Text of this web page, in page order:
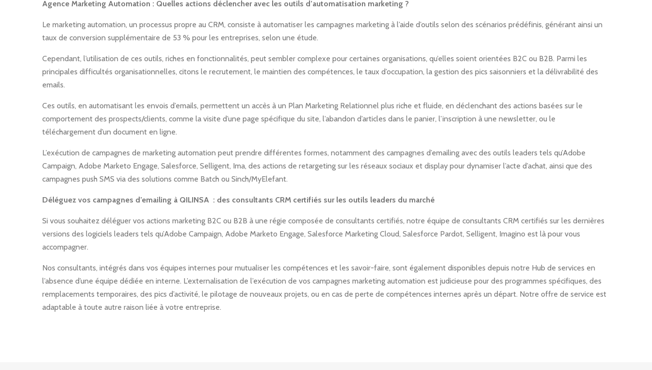
Agence Marketing Automation : Quelles actions déclencher avec les outils d’automatisation marketing ?
Le marketing automation, un processus propre au CRM, consiste à automatiser les campagnes marketing à l’aide d’outils selon des scénarios prédéfinis, générant ainsi un
taux de conversion supplémentaire de 53 % pour les entreprises, selon une étude.
Cependant, l’utilisation de ces outils, riches en fonctionnalités, peut sembler complexe pour certaines organisations, qu’elles soient orientées B2C ou B2B. Parmi les
principales difficultés organisationnelles, citons le recrutement, le maintien des compétences, le taux d’occupation, la gestion des pics saisonniers et la délivrabilité des
emails.
Ces outils, en automatisant les envois d’emails, permettent un accès à un Plan Marketing Relationnel plus riche et fluide, en déclenchant des actions basées sur le
comportement des prospects/clients, comme la visite d’une page spécifique du site, l’abandon d’articles dans le panier, l’inscription à une newsletter, ou le
téléchargement d’un document en ligne.
L’exécution de campagnes de marketing automation peut prendre différentes formes, notamment des campagnes d’emailing avec des outils leaders tels qu’Adobe
Campaign, Adobe Marketo Engage, Salesforce, Selligent, Ima, des actions de retargeting sur les réseaux sociaux et display pour dynamiser l’acte d’achat, ainsi que des
campagnes push SMS via des solutions comme Batch ou Sinch/MyElefant.
Déléguez vos campagnes d’emailing à QILINSA : des consultants CRM certifiés sur les outils leaders du marché
Si vous souhaitez déléguer vos actions marketing B2C ou B2B à une régie composée de consultants certifiés, notre équipe de consultants CRM certifiés sur les dernières
versions des logiciels leaders tels qu’Adobe Campaign, Adobe Marketo Engage, Salesforce Marketing Cloud, Salesforce Pardot, Selligent, Imagino est là pour vous
accompagner.
Nos consultants, intégrés dans vos équipes internes pour mutualiser les compétences et les savoir-faire, sont également disponibles depuis notre Hub de services en
l’absence d’une équipe dédiée en interne. L’externalisation de l’exécution de vos campagnes marketing automation est judicieuse pour des programmes spécifiques, des
remplacements temporaires, des pics d’activité, le pilotage de nouveaux projets, ou en cas de perte de compétences internes après un départ. Notre offre de service est
adaptable à toute autre raison liée à votre entreprise.